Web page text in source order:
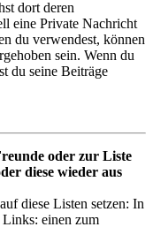
dort deren
eine Private Nachricht
du verwendest, können
sein. Wenn du
du seine Beiträge
oder zur Liste
diese wieder aus
diese Listen setzen: In
einen zum